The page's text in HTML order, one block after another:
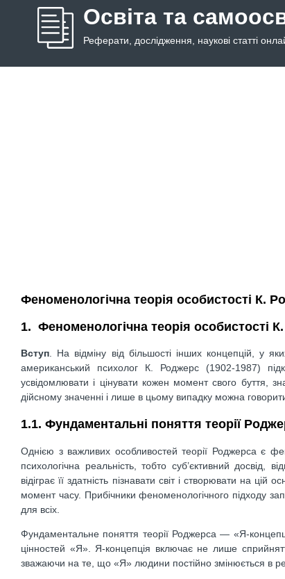
Освіта та
Реферати, дослідження, наукові статті
Феноменологічна теорія особистості К.
1. Феноменологічна теорія особистості
Вступ . На відміну від більшості інших концепцій, у
американський психолог К. Роджерс (1902-1987)
усвідомлювати і цінувати кожен момент свого буття,
дійсному значенні і лише в цьому випадку можна
1.1. Фундаментальні поняття теорії
Однією з важливих особливостей теорії Роджерса є
психологічна реальність, тобто суб’єктивний досвід,
відіграє її здатність пізнавати світ і створювати на
момент часу. Прибічники феноменологічного підходу
для всіх.
Фундаментальне поняття теорії Роджерса — «Я-
цінностей «Я». Я-концепція включає не лише
зважаючи на те, що «Я» людини постійно змінюється в